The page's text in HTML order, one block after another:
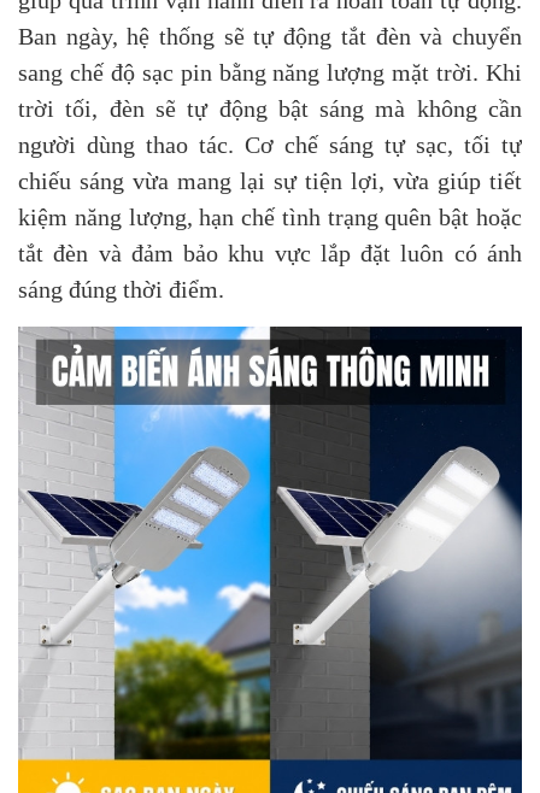
Ban ngày, hệ thống sẽ tự động tắt đèn và chuyển
sang chế độ sạc pin bằng năng lượng mặt trời. Khi
trời tối, đèn sẽ tự động bật sáng mà không cần
người dùng thao tác. Cơ chế sáng tự sạc, tối tự
chiếu sáng vừa mang lại sự tiện lợi, vừa giúp tiết
kiệm năng lượng, hạn chế tình trạng quên bật hoặc
tắt đèn và đảm bảo khu vực lắp đặt luôn có ánh
sáng đúng thời điểm.